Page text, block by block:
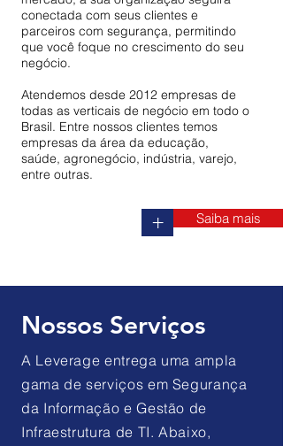
conectada com seus clientes e
parceiros com segurança, permitindo
que você foque no crescimento do seu
negócio.
Atendemos desde 2012 empresas de
todas as verticais de negócio em todo o
Brasil. Entre nossos clientes temos
empresas da área da educação,
saúde, agronegócio, indústria, varejo,
entre outras.
+ Saiba mais
Nossos Serviços
A Leverage entrega uma ampla
gama de serviços em Segurança
da Informação e Gestão de
Infraestrutura de TI. Abaixo,